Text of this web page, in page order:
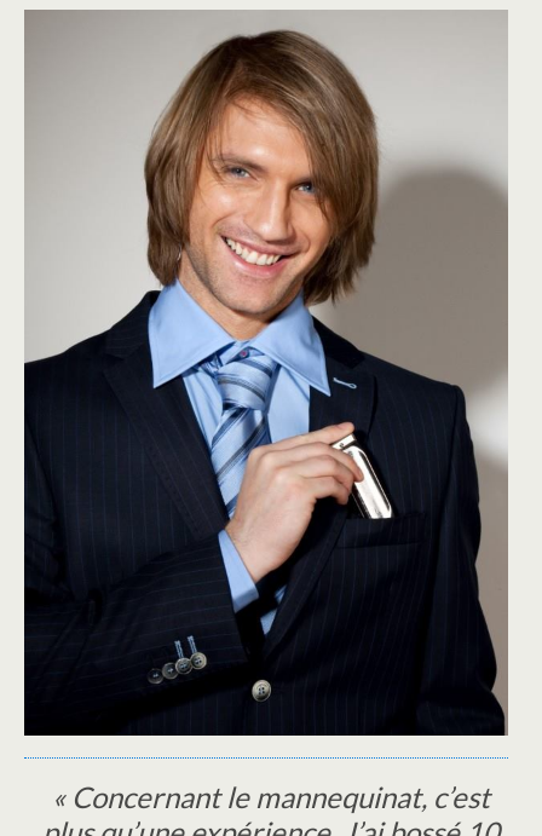
« Concernant le mannequinat, c’est